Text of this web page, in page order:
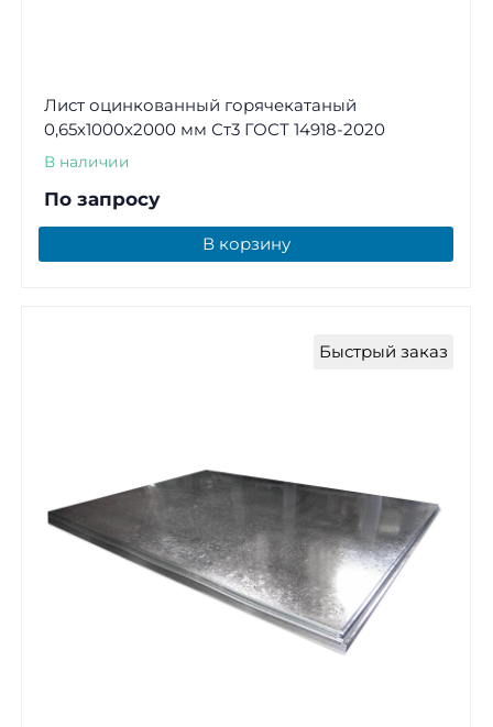
Лист оцинкованный горячекатаный
0,65х1000х2000 мм Ст3 ГОСТ 14918-2020
В наличии
По запросу
В корзину
Быстрый заказ